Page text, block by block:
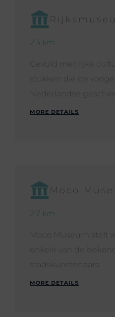
2.3 km
Gevuld met rijke
stukken die de
Nederlandse
MORE DETAILS
Moco
2.7 km
Moco Museum stelt
enkele van de
stadskunstenaars.
MORE DETAILS